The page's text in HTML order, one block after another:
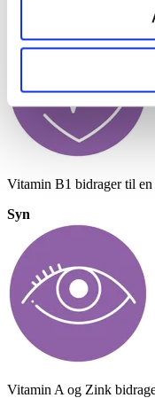
Vitamin B1 bidrager til
Syn
Vitamin A og Zink